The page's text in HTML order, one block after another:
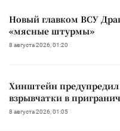
Новый главком ВСУ
«мясные штурмы»
8 августа 2026, 01:20
Хинштейн
взрывчатки в
8 августа 2026, 01:05